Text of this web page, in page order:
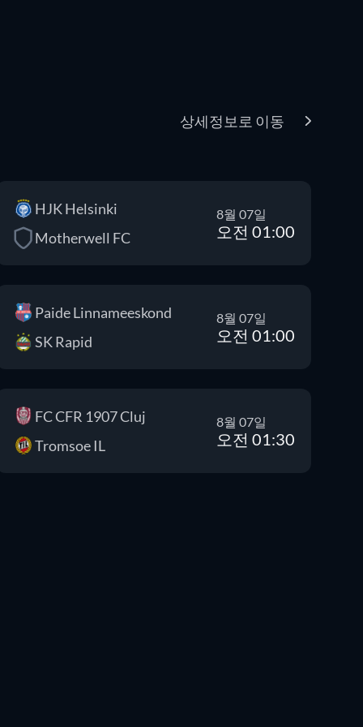
상세정보로 이동
HJK Helsinki
Motherwell FC
8월 07일
오전 01:00
Paide Linnameeskond
SK Rapid
8월 07일
오전 01:00
FC CFR 1907 Cluj
Tromsoe IL
8월 07일
오전 01:30